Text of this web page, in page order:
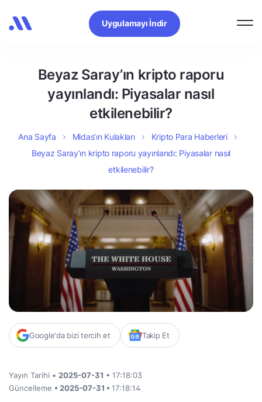
Uygulamayı İndir
Beyaz Saray’ın kripto raporu
yayınlandı: Piyasalar nasıl
etkilenebilir?
Ana Sayfa Midas’ın Kulakları
Kripto Para Haberleri
Beyaz Saray’ın kripto raporu yayınlandı: Piyasalar nasıl
etkilenebilir?
Google'da bizi tercih et Takip Et
Yayın Tarihi • 2025-07-31 • 17:18:03
Güncelleme • 2025-07-31 • 17:18:14